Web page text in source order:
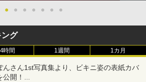
● ● ● ● ● ● ●
グ
時間 1週間 1カ月
んさん1st写真集より、ビキニ姿の表紙カバ
開！